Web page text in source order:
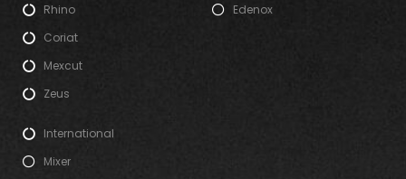
Rhino
Coriat
Mexcut
Zeus
Edenox
International
Mixer